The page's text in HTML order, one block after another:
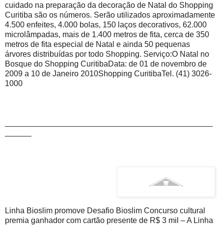
cuidado na preparação da decoração de Natal do Shopping
Curitiba são os números. Serão utilizados aproximadamente
4.500 enfeites, 4.000 bolas, 150 laços decorativos, 62.000
microlâmpadas, mais de 1.400 metros de fita, cerca de 350
metros de fita especial de Natal e ainda 50 pequenas
árvores distribuídas por todo Shopping. Serviço:O Natal no
Bosque do Shopping CuritibaData: de 01 de novembro de
2009 a 10 de Janeiro 2010Shopping CuritibaTel. (41) 3026-
1000
Linha Bioslim promove Desafio Bioslim Concurso cultural
premia ganhador com cartão presente de R$ 3 mil – A Linha